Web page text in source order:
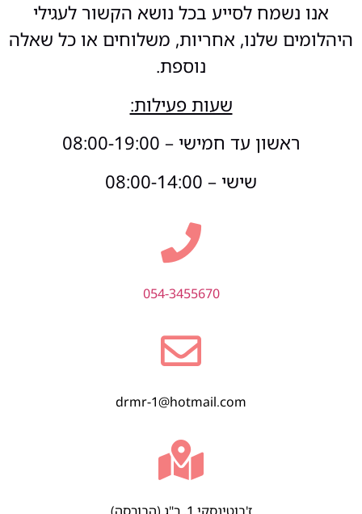
אנו נשמח לסייע בכל נושא הקשור לעגילי
היהלומים שלנו, אחריות, משלוחים או כל שאלה
נוספת.
שעות פעילות:
ראשון עד חמישי – 08:00-19:00
שישי – 08:00-14:00
054-3455670
drmr-1@hotmail.com